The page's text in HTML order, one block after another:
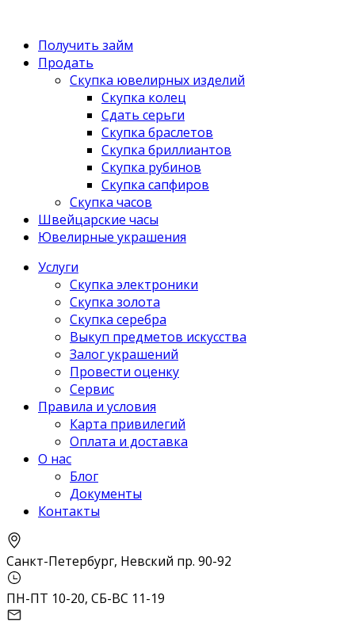
Получить займ
Продать
Скупка ювелирных изделий
Скупка колец
Сдать серьги
Скупка браслетов
Скупка бриллиантов
Скупка рубинов
Скупка сапфиров
Скупка часов
Швейцарские часы
Ювелирные украшения
Услуги
Скупка электроники
Скупка золота
Скупка серебра
Выкуп предметов искусства
Залог украшений
Провести оценку
Сервис
Правила и условия
Карта привилегий
Оплата и доставка
О нас
Блог
Документы
Контакты
Санкт-Петербург, Невский пр. 90-92
ПН-ПТ 10-20, СБ-ВС 11-19